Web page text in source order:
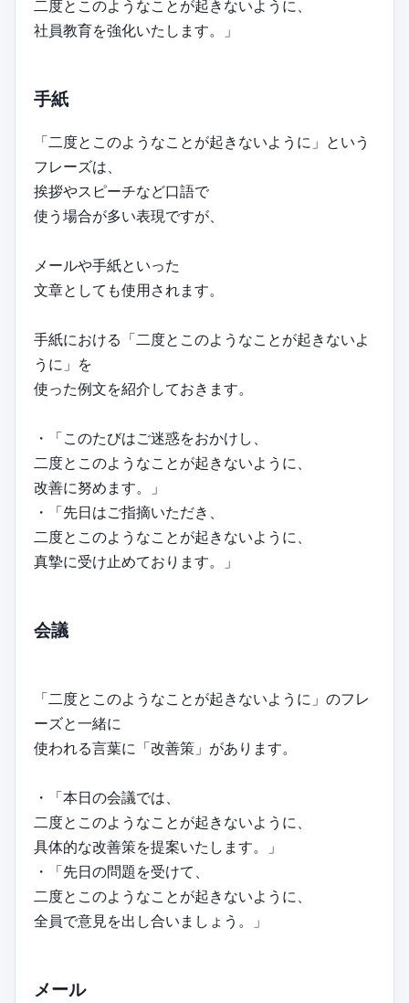
二度とこのようなことが起きないように、
社員教育を強化いたします。」
手紙
「二度とこのようなことが起きないように」という
フレーズは、
挨拶やスピーチなど口語で
使う場合が多い表現ですが、
メールや手紙といった
文章としても使用されます。
手紙における「二度とこのようなことが起きないよ
うに」を
使った例文を紹介しておきます。
・「このたびはご迷惑をおかけし、
二度とこのようなことが起きないように、
改善に努めます。」
・「先日はご指摘いただき、
二度とこのようなことが起きないように、
真摯に受け止めております。」
会議
「二度とこのようなことが起きないように」のフレ
ーズと一緒に
使われる言葉に「改善策」があります。
・「本日の会議では、
二度とこのようなことが起きないように、
具体的な改善策を提案いたします。」
・「先日の問題を受けて、
二度とこのようなことが起きないように、
全員で意見を出し合いましょう。」
メール